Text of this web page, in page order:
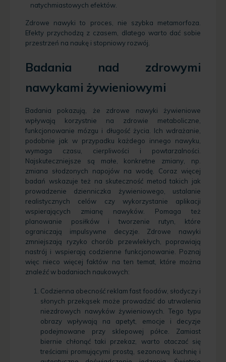
natychmiastowych efektów.
Zdrowe nawyki to proces, nie szybka metamorfoza.
Efekty przychodzą z czasem, dlatego warto dać sobie
przestrzeń na naukę i stopniowy rozwój.
Badania nad zdrowymi
nawykami żywieniowymi
Badania pokazują, że zdrowe nawyki żywieniowe
wpływają korzystnie na zdrowie metaboliczne,
funkcjonowanie mózgu i długość życia. Ich wdrażanie,
podobnie jak w przypadku każdego innego nawyku,
wymaga czasu, cierpliwości i powtarzalności.
Najskuteczniejsze są małe, konkretne zmiany, np.
zmiana słodzonych napojów na wodę. Coraz więcej
badań wskazuje też na skuteczność metod takich jak
prowadzenie dzienniczka żywieniowego, ustalanie
realistycznych celów czy wykorzystanie aplikacji
wspierających zmianę nawyków. Pomaga też
planowanie posiłków i tworzenie rutyn, które
ograniczają impulsywne decyzje. Zdrowe nawyki
zmniejszają ryzyko chorób przewlekłych, poprawiają
nastrój i wspierają codzienne funkcjonowanie. Poznaj
więc nieco więcej faktów na ten temat, które można
znaleźć w badaniach naukowych:
Codzienna obecność reklam fast foodów, słodyczy i
słonych przekąsek może prowadzić do utrwalenia
niezdrowych nawyków żywieniowych. Tego typu
obrazy wpływają na apetyt, emocje i decyzje
podejmowane przy sklepowej półce. Zamiast
biernie chłonąć taki przekaz, warto otaczać się
treściami promującymi prostą, sezonową kuchnię i